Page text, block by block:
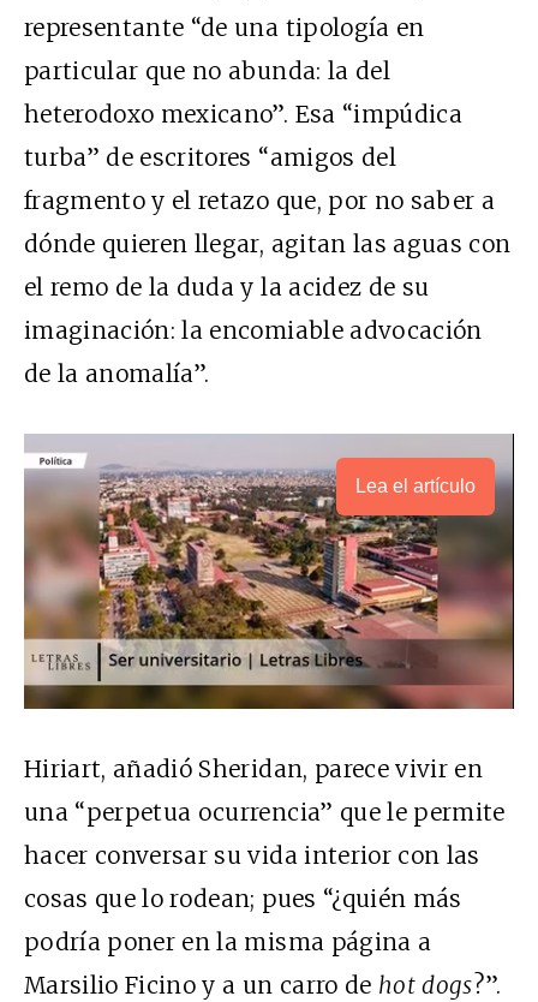
representante “de una tipología en
particular que no abunda: la del
heterodoxo mexicano”. Esa “impúdica
turba” de escritores “amigos del
fragmento y el retazo que, por no saber a
dónde quieren llegar, agitan las aguas con
el remo de la duda y la acidez de su
imaginación: la encomiable advocación
de la anomalía”.
Lea el artículo
Hiriart, añadió Sheridan, parece vivir en
una “perpetua ocurrencia” que le permite
hacer conversar su vida interior con las
cosas que lo rodean; pues “¿quién más
podría poner en la misma página a
Marsilio Ficino y a un carro de hot dogs?”.